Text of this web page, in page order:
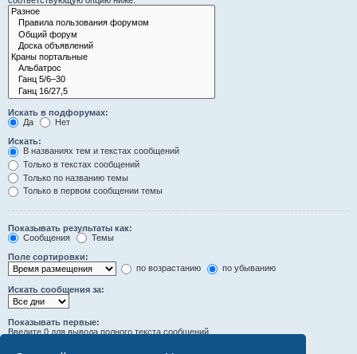
Искать в подфорумах:
Да
Нет
Искать:
В названиях тем и текстах сообщений
Только в текстах сообщений
Только по названию темы
Только в первом сообщении темы
Показывать результаты как:
Сообщения
Темы
Поле сортировки:
по возрастанию
по убыванию
Искать сообщения за:
Показывать первые:
Введите 0 для вывода полного текста сообщений.